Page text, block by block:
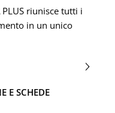
riunisce tutti i
in un unico
E SCHEDE